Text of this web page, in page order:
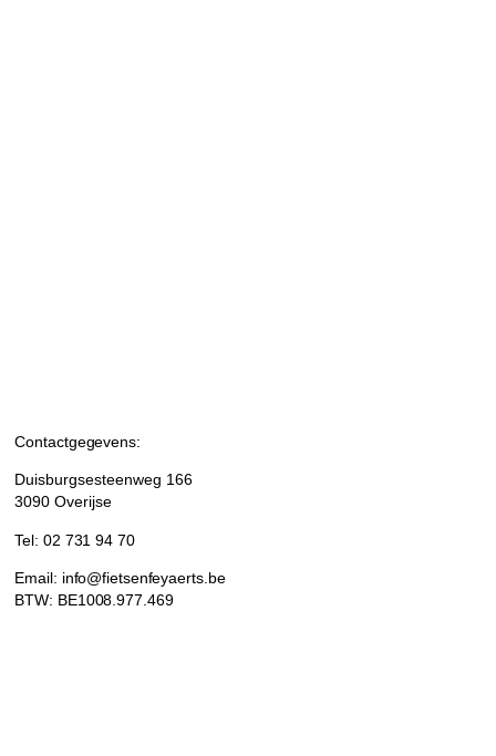
Contactgegevens:
Duisburgsesteenweg 166
3090 Overijse
Tel: 02 731 94 70
Email: info@fietsenfeyaerts.be
BTW: BE1008.977.469